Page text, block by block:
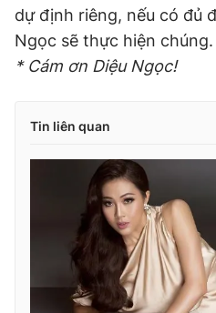
dự định riêng, nếu có đủ
Ngọc sẽ thực hiện chúng.
* Cám ơn Diệu Ngọc!
Tin liên quan